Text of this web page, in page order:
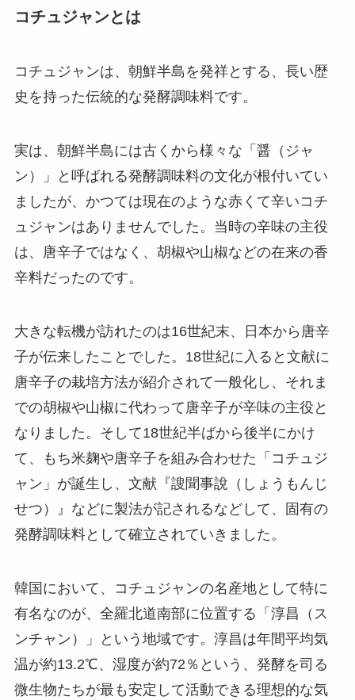
コチュジャンとは
コチュジャンは、朝鮮半島を発祥とする、長い歴
史を持った伝統的な発酵調味料です。
実は、朝鮮半島には古くから様々な「醤（ジャ
ン）」と呼ばれる発酵調味料の文化が根付いてい
ましたが、かつては現在のような赤くて辛いコチ
ュジャンはありませんでした。当時の辛味の主役
は、唐辛子ではなく、胡椒や山椒などの在来の香
辛料だったのです。
大きな転機が訪れたのは16世紀末、日本から唐辛
子が伝来したことでした。18世紀に入ると文献に
唐辛子の栽培方法が紹介されて一般化し、それま
での胡椒や山椒に代わって唐辛子が辛味の主役と
なりました。そして18世紀半ばから後半にかけ
て、もち米麹や唐辛子を組み合わせた「コチュジ
ャン」が誕生し、文献『謏聞事說（しょうもんじ
せつ）』などに製法が記されるなどして、固有の
発酵調味料として確立されていきました。
韓国において、コチュジャンの名産地として特に
有名なのが、全羅北道南部に位置する「淳昌（ス
ンチャン）」という地域です。淳昌は年間平均気
温が約13.2℃、湿度が約72％という、発酵を司る
微生物たちが最も安定して活動できる理想的な気